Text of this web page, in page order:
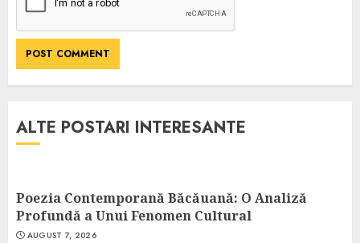
ALTE POSTARI INTERESANTE
Poezia Contemporană Băcăuană: O Analiză
Profundă a Unui Fenomen Cultural
AUGUST 7, 2026